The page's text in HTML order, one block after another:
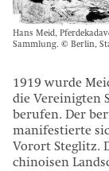
Hans Meid,
Sammlung. © Berlin,
1919 wurde
die Vereinigten
berufen. Der
manifestierte
Vorort Steglitz.
chinoisen